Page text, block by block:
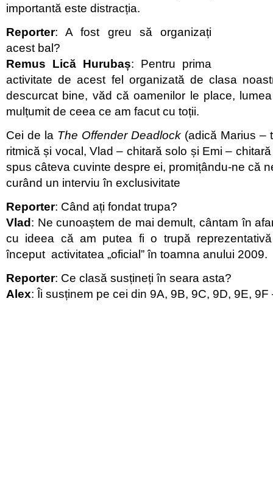
importantă este distracția.
Reporter: A fost greu să organizați
acest bal?
Remus Lică Hurubaș: Pentru prima
activitate de acest fel organizată de clasa
descurcat bine, văd că oamenilor le place,
mulțumit de ceea ce am facut cu toții.
Cei de la The Offender Deadlock (adică Marius –
ritmică și vocal, Vlad – chitară solo și Emi –
spus câteva cuvinte despre ei, promițându-ne că
curând un interviu în exclusivitate
Reporter: Când ați fondat trupa?
Vlad: Ne cunoaștem de mai demult, cântam în
cu ideea că am putea fi o trupă
început activitatea „oficial” în toamna anului 2009.
Reporter: Ce clasă susțineți în seara asta?
Alex: Îi susținem pe cei din 9A, 9B, 9C, 9D, 9E, 9F